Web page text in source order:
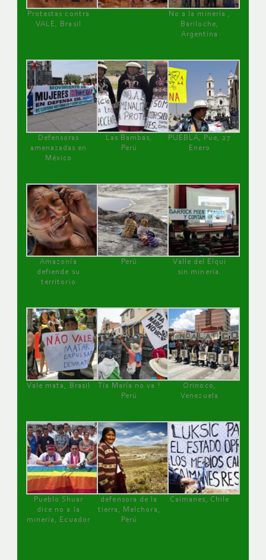
Protestas contra
VALE, Brasil
No a la minería ,
Bariloche,
Argentina
Defensoras
amenazadas en
México
Las Bambas,
Perú
PUEBLA, Pue, 27
Enero
Amazonía
defiende su
territorio
Perú
Valle del Elqui
sin minería.
Vale mata, Brasil
Tía María no va !
Perú
Orinoco,
Venezuela
Pueblo Shuar
dice no a la
minería, Ecuador
defensora de la
tierra, Melchora,
Perú
Caimanes, Chile